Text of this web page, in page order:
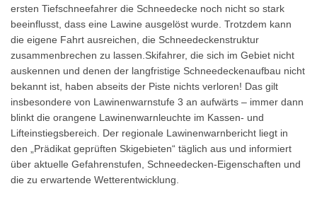
ersten Tiefschneefahrer die Schneedecke noch nicht so stark
beeinflusst, dass eine Lawine ausgelöst wurde. Trotzdem kann
die eigene Fahrt ausreichen, die Schneedeckenstruktur
zusammenbrechen zu lassen.Skifahrer, die sich im Gebiet nicht
auskennen und denen der langfristige Schneedeckenaufbau nicht
bekannt ist, haben abseits der Piste nichts verloren! Das gilt
insbesondere von Lawinenwarnstufe 3 an aufwärts – immer dann
blinkt die orangene Lawinenwarnleuchte im Kassen- und
Lifteinstiegsbereich. Der regionale Lawinenwarnbericht liegt in
den „Prädikat geprüften Skigebieten“ täglich aus und informiert
über aktuelle Gefahrenstufen, Schneedecken-Eigenschaften und
die zu erwartende Wetterentwicklung.